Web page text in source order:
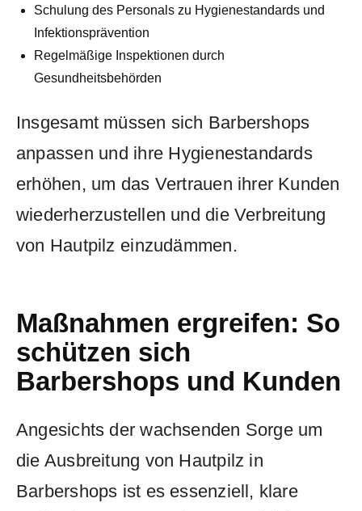
Schulung des ⁤Personals zu Hygienestandards ⁤und
Infektionsprävention
Regelmäßige Inspektionen ⁣durch
Gesundheitsbehörden
Insgesamt müssen sich​ Barbershops
anpassen ⁣und ihre ⁢Hygienestandards⁢
erhöhen, um⁢ das Vertrauen ihrer Kunden
wiederherzustellen und die Verbreitung
von Hautpilz ⁤einzudämmen.
Maßnahmen ​ergreifen: ‌So
schützen ‍sich
Barbershops und Kunden
Angesichts der wachsenden‍ Sorge um
die Ausbreitung‍ von Hautpilz in
Barbershops ist es essenziell, klare